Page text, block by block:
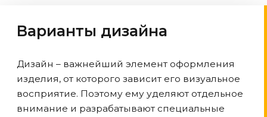
Варианты дизайна
Дизайн – важнейший элемент оформления
изделия, от которого зависит его визуальное
восприятие. Поэтому ему уделяют отдельное
внимание и разрабатывают специальные